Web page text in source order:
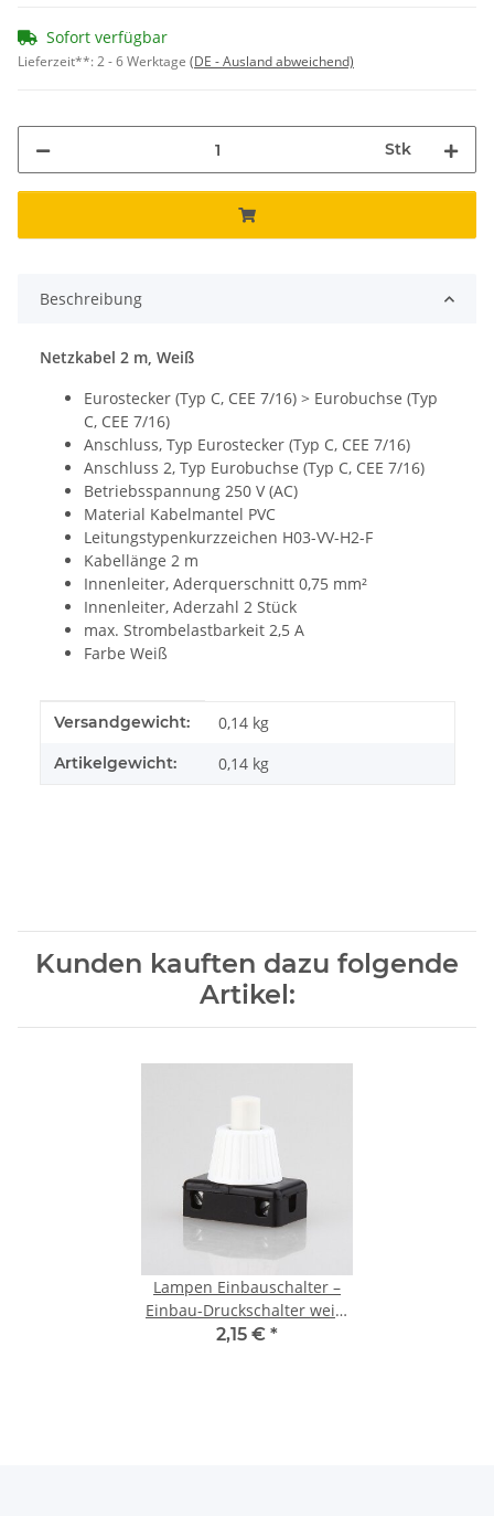
Sofort verfügbar
Lieferzeit**:2 - 6 Werktage (DE - Ausland abweichend)
Stk
Beschreibung
Netzkabel 2 m, Weiß
Eurostecker (Typ C, CEE 7/16) > Eurobuchse (Typ
C, CEE 7/16)
Anschluss, Typ Eurostecker (Typ C, CEE 7/16)
Anschluss 2, Typ Eurobuchse (Typ C, CEE 7/16)
Betriebsspannung 250 V (AC)
Material Kabelmantel PVC
Leitungstypenkurzzeichen H03-VV-H2-F
Kabellänge 2 m
Innenleiter, Aderquerschnitt 0,75 mm²
Innenleiter, Aderzahl 2 Stück
max. Strombelastbarkeit 2,5 A
Farbe Weiß
Produkteigenschaft
Wert
Versandgewicht: 0,14 kg
Artikelgewicht: 0,14 kg
Kunden kauften dazu folgende
Artikel:
Lampen Einbauschalter –
Einbau-Druckschalter weiß,
250V / 2A, 8 mm Achse 1-
2,15 € *